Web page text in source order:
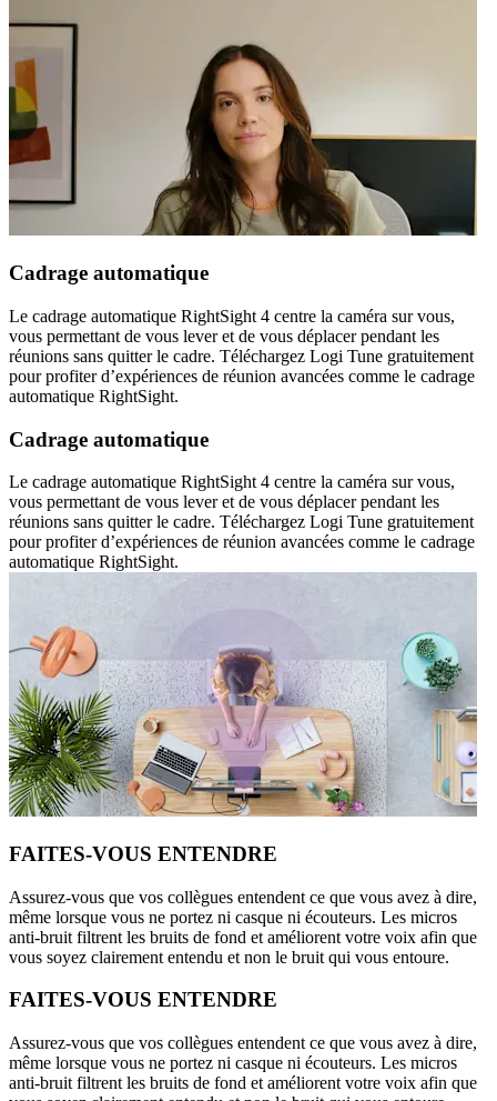
Cadrage automatique
Le cadrage automatique RightSight 4 centre la caméra sur vous,
vous permettant de vous lever et de vous déplacer pendant les
réunions sans quitter le cadre. Téléchargez Logi Tune gratuitement
pour profiter d’expériences de réunion avancées comme le cadrage
automatique RightSight.
Cadrage automatique
Le cadrage automatique RightSight 4 centre la caméra sur vous,
vous permettant de vous lever et de vous déplacer pendant les
réunions sans quitter le cadre. Téléchargez Logi Tune gratuitement
pour profiter d’expériences de réunion avancées comme le cadrage
automatique RightSight.
FAITES-VOUS ENTENDRE
Assurez-vous que vos collègues entendent ce que vous avez à dire,
même lorsque vous ne portez ni casque ni écouteurs. Les micros
anti-bruit filtrent les bruits de fond et améliorent votre voix afin que
vous soyez clairement entendu et non le bruit qui vous entoure.
FAITES-VOUS ENTENDRE
Assurez-vous que vos collègues entendent ce que vous avez à dire,
même lorsque vous ne portez ni casque ni écouteurs. Les micros
anti-bruit filtrent les bruits de fond et améliorent votre voix afin que